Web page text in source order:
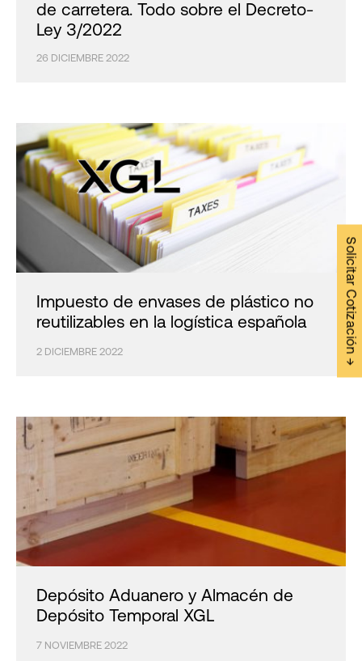
de carretera. Todo sobre el Decreto-
Ley 3/2022
26 DICIEMBRE 2022
Impuesto de envases de plástico no
reutilizables en la logística española
2 DICIEMBRE 2022
Depósito Aduanero y Almacén de
Depósito Temporal XGL
7 NOVIEMBRE 2022
Solicitar Cotización →